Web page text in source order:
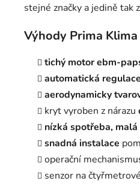
stejné značky a jedině tak
Výhody Prima
tichý motor ebm-
automatická
aerodynamicky
kryt vyroben z nárazu
nízká spotřeba,
snadná instalace
operační
senzor na